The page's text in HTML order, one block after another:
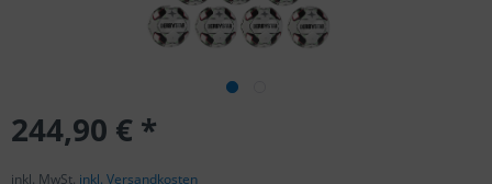
244,90 € *
inkl. MwSt. inkl. Versandkosten